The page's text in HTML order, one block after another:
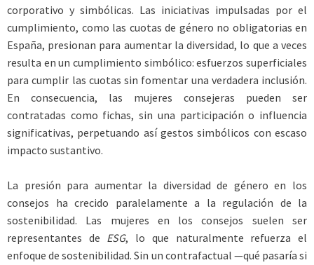
corporativo y simbólicas. Las iniciativas impulsadas por el
cumplimiento, como las cuotas de género no obligatorias en
España, presionan para aumentar la diversidad, lo que a veces
resulta en un cumplimiento simbólico: esfuerzos superficiales
para cumplir las cuotas sin fomentar una verdadera inclusión.
En consecuencia, las mujeres consejeras pueden ser
contratadas como fichas, sin una participación o influencia
significativas, perpetuando así gestos simbólicos con escaso
impacto sustantivo.
La presión para aumentar la diversidad de género en los
consejos ha crecido paralelamente a la regulación de la
sostenibilidad. Las mujeres en los consejos suelen ser
representantes de ESG, lo que naturalmente refuerza el
enfoque de sostenibilidad. Sin un contrafactual —qué pasaría si